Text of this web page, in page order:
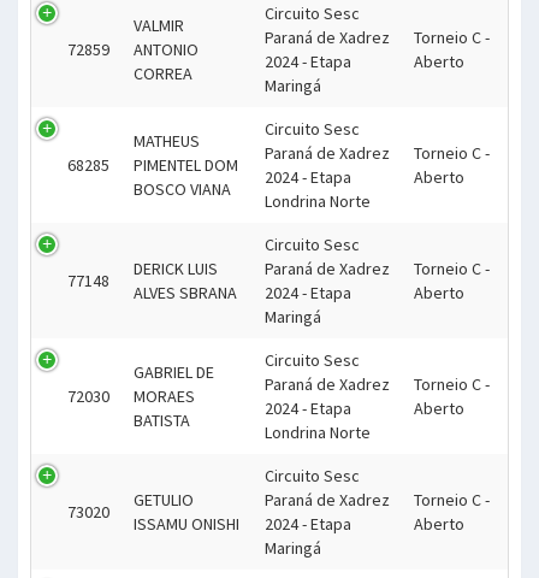
72859
VALMIR
ANTONIO
CORREA
Circuito Sesc
Paraná de Xadrez
2024 - Etapa
Maringá
Torneio C -
Aberto
68285
MATHEUS
PIMENTEL DOM
BOSCO VIANA
Circuito Sesc
Paraná de Xadrez
2024 - Etapa
Londrina Norte
Torneio C -
Aberto
77148
DERICK LUIS
ALVES SBRANA
Circuito Sesc
Paraná de Xadrez
2024 - Etapa
Maringá
Torneio C -
Aberto
72030
GABRIEL DE
MORAES
BATISTA
Circuito Sesc
Paraná de Xadrez
2024 - Etapa
Londrina Norte
Torneio C -
Aberto
73020
GETULIO
ISSAMU ONISHI
Circuito Sesc
Paraná de Xadrez
2024 - Etapa
Maringá
Torneio C -
Aberto